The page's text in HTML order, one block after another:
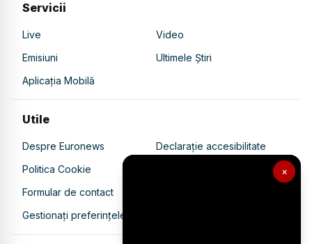
×
Servicii
Live
Video
Emisiuni
Ultimele Știri
Aplicația Mobilă
Utile
Despre Euronews
Declarație accesibilitate
Politica Cookie
Politica de confidențialitate
Formular de contact
Gestionați preferințele